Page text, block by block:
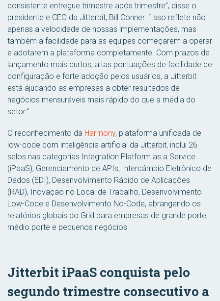
consistente entregue trimestre após trimestre”, disse o
presidente e CEO da Jitterbit, Bill Conner. “Isso reflete não
apenas a velocidade de nossas implementações, mas
também a facilidade para as equipes começarem a operar
e adotarem a plataforma completamente. Com prazos de
lançamento mais curtos, altas pontuações de facilidade de
configuração e forte adoção pelos usuários, a Jitterbit
está ajudando as empresas a obter resultados de
negócios mensuráveis mais rápido do que a média do
setor.”
O reconhecimento da Harmony, plataforma unificada de
low-code com inteligência artificial da Jitterbit, inclui 26
selos nas categorias Integration Platform as a Service
(iPaaS), Gerenciamento de APIs, Intercâmbio Eletrônico de
Dados (EDI), Desenvolvimento Rápido de Aplicações
(RAD), Inovação no Local de Trabalho, Desenvolvimento
Low-Code e Desenvolvimento No-Code, abrangendo os
relatórios globais do Grid para empresas de grande porte,
médio porte e pequenos negócios.
Jitterbit iPaaS conquista pelo
segundo trimestre consecutivo a